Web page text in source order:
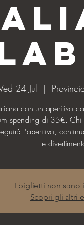
24 Jul
  |
con un aperitivo
spending di 35€. Chi
l'aperitivo,
e
I biglietti non sono
Scopri gli altri